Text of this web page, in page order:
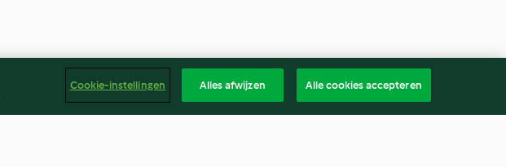
Cookie-instellingen Alles afwijzen Alle cookies accepteren